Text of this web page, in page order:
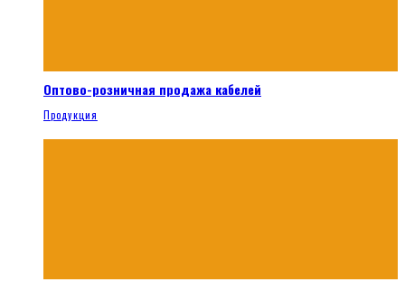
Оптово-розничная продажа кабелей
Продукция